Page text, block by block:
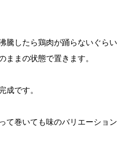
騰したら鶏肉が踊らないぐらい
ままの状態で置きます。
成です。
て巻いても味のバリエーション